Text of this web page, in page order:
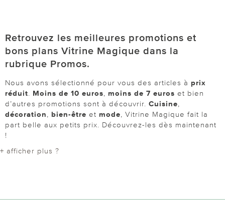
Retrouvez les meilleures promotions et
bons plans Vitrine Magique dans la
rubrique Promos.
Nous avons sélectionné pour vous des articles à prix
réduit
Moins de 10 euros, moins de 7 euros et bien
d’autres promotions sont à découvrir. Cuisine,
décoration, bien-être et mode, Vitrine Magique fait la
part belle aux petits prix. Découvrez-les dès maintenant
!
+ afficher plus ?